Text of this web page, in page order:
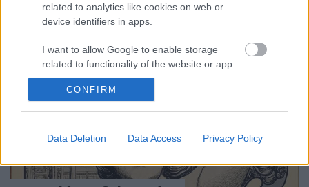
related to analytics like cookies on web or
device identifiers in apps.
I want to allow Google to enable storage
related to functionality of the website or app.
I want to allow Google to enable storage
I want to allow Google to enable storage
functionality and fraud prevention, and other
user protection.
CONFIRM
Data Deletion Data Access Privacy Policy